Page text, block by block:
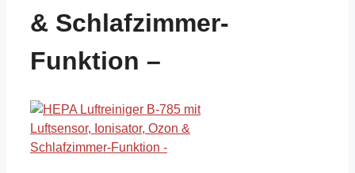
& Schlafzimmer-
Funktion –